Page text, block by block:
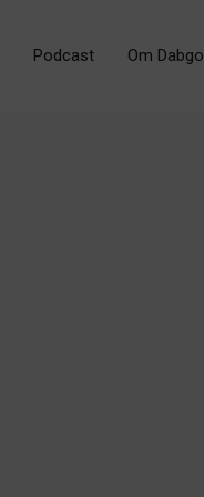
Podcast Om Dabgo